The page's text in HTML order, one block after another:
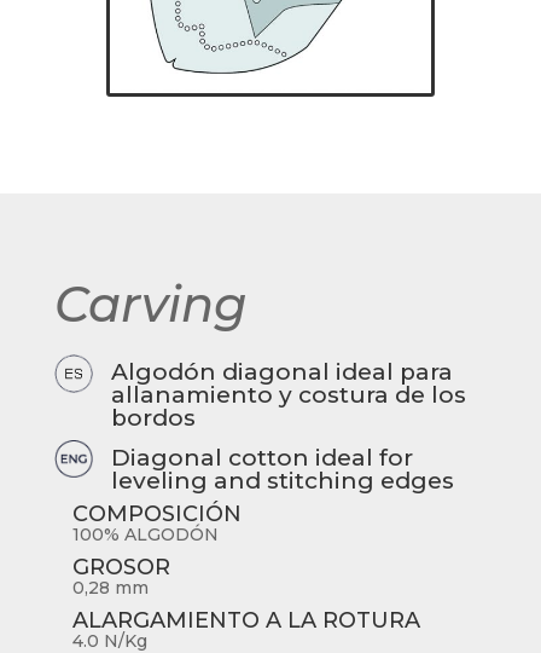
Carving
Algodón diagonal ideal para
allanamiento y costura de los
bordos
Diagonal cotton ideal for
leveling and stitching edges
COMPOSICIÓN
100% ALGODÓN
GROSOR
0,28 mm
ALARGAMIENTO A LA ROTURA
4.0 N/Kg